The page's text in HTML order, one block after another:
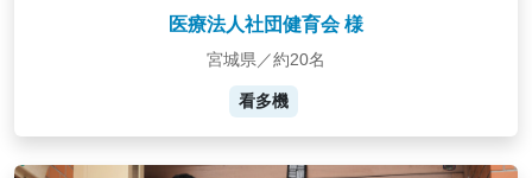
医療法人社団健育会 様
宮城県／約20名
看多機